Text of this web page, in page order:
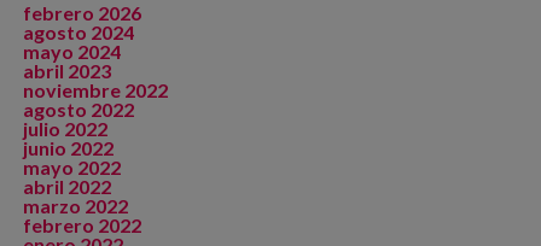
febrero 2026
agosto 2024
mayo 2024
abril 2023
noviembre 2022
agosto 2022
julio 2022
junio 2022
mayo 2022
abril 2022
marzo 2022
febrero 2022